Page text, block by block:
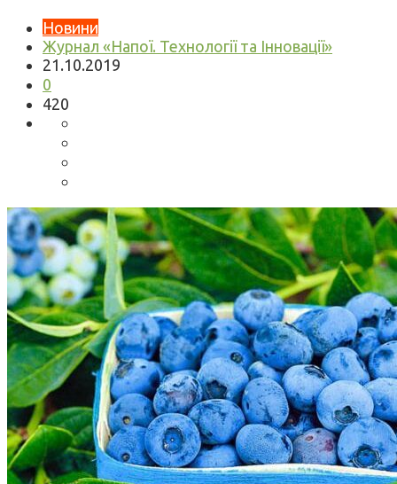
Новини
Журнал «Напої. Технології та Інновації»
21.10.2019
0
420